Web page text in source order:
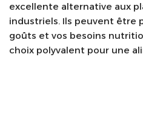
excellente alternative aux
industriels. Ils peuvent être
goûts et vos besoins
choix polyvalent pour une